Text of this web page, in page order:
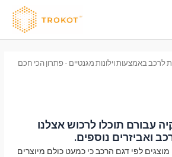
לרכב באמצעות וילונות מגנטיים - פתרון הכי חכם
עבורם תוכלו לרכוש אצלנו
ואביזרים נוספים.
לפי דגם הרכב כי כמעט כולם מיוצרים